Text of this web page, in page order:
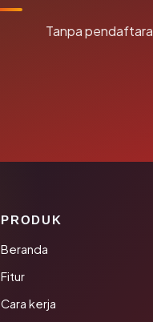
Tanpa
PRODUK
Beranda
Fitur
Cara kerja